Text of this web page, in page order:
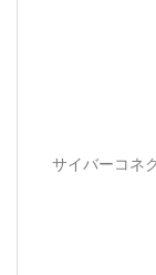
サイバーコネ